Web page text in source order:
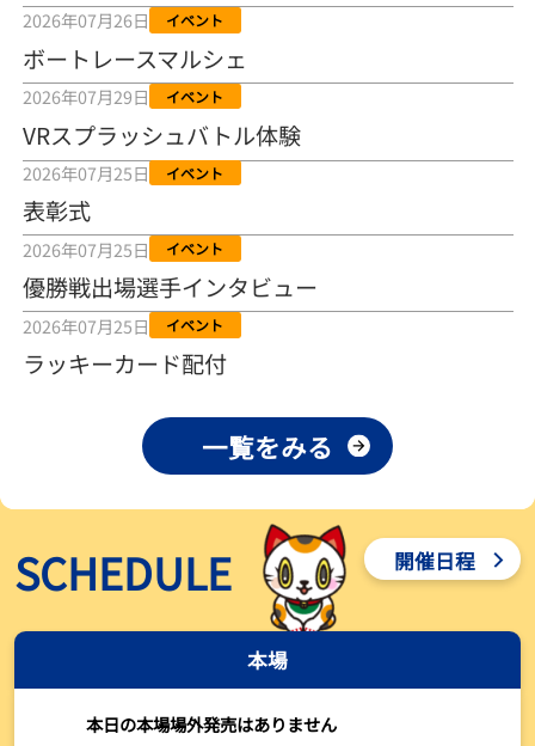
【ボートレース】12R優勝戦のスタート特訓実施 初Ｖ目指す宮崎心
之介の仕上がり上々／常滑 - 日刊スポーツ
2026年08月04日
【とこなめボート ルーキーシリーズ第15戦】荒木颯斗 当地フレッシ
ュルーキーが初Vで恩返しを
2026年08月03日
【とこなめボート】ういちの「好配招き猫」ルーキーシリーズ第15
戦～自分の収支状況も想定してこそ〝本物の予想〟！／ボートレー
ス
2026年08月03日
【ボートレース】荒木颯斗が地元唯一の優出！３号艇でデビュー初
Ｖ狙う「自分の好きな感じになっている」～とこなめルーキーＳ
【ボートレース】訓練中の大けが乗り越えデビューした宮崎心之介
が初Ｖ王手「１枠なら負けないと思います」～とこなめルーキーＳ
2026年08月03日
【常滑ボート・ルーキーＳ】津田陸翔はリング交換で気配一変「初
優勝目指して頑張ります」
【とこなめボート・岩瀬仁紀さんコラム】最後は塚越海斗に注目、
2026年07月26日 イベント
ボートレースマルシェ
2026年07月29日 イベント
VRスプラッシュバトル体験
2026年07月25日 イベント
表彰式
2026年07月25日 イベント
優勝戦出場選手インタビュー
2026年07月25日 イベント
ラッキーカード配付
一覧をみる
SCHEDULE 開催日程
本場
本日の本場場外発売はありません